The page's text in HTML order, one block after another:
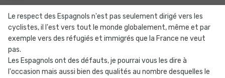
Le respect des Espagnols n'est pas seulement dirigé vers les
cyclistes, il l'est vers tout le monde globalement, même et par
exemple vers des réfugiés et immigrés que la France ne veut
pas.
Les Espagnols ont des défauts, je pourrai vous les dire à
l'occasion mais aussi bien des qualités au nombre desquelles le